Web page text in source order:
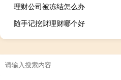
理财公司被冻结怎么办
随手记挖财理财哪个好